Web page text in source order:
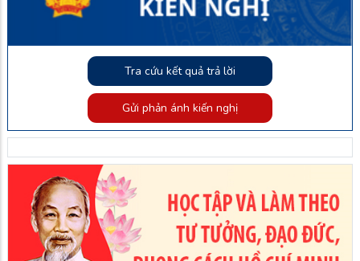
Tra cứu kết quả trả lời
Gửi phản ánh kiến nghị